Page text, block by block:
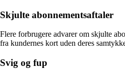
Skjulte abonnementsaftaler
Flere forbrugere advarer om skjulte
fra kundernes kort uden deres
Svig og fup